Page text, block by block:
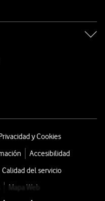
y Cookies
Accesibilidad
Calidad del servicio
Mapa Web